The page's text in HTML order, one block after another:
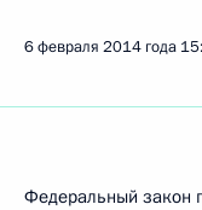
6 февраля 2014 года
Федеральный закон